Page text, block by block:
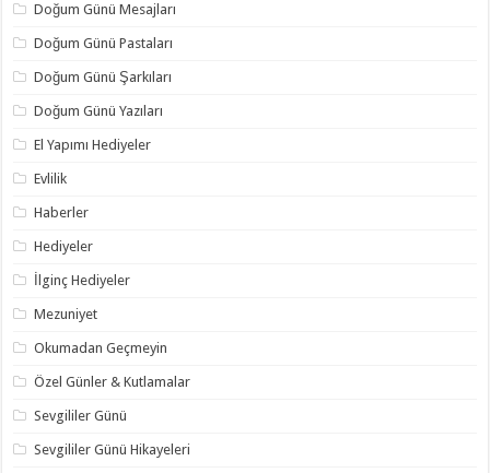
Doğum Günü Mesajları
Doğum Günü Pastaları
Doğum Günü Şarkıları
Doğum Günü Yazıları
El Yapımı Hediyeler
Evlilik
Haberler
Hediyeler
İlginç Hediyeler
Mezuniyet
Okumadan Geçmeyin
Özel Günler & Kutlamalar
Sevgililer Günü
Sevgililer Günü Hikayeleri